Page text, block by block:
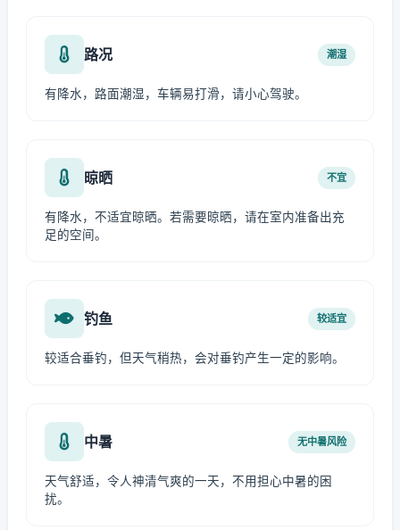
路况 潮湿
有降水，路面潮湿，车辆易打滑，请小心驾驶。
晾晒 不宜
有降水，不适宜晾晒。若需要晾晒，请在室内准备出充
足的空间。
钓鱼 较适宜
较适合垂钓，但天气稍热，会对垂钓产生一定的影响。
中暑 无中暑风险
天气舒适，令人神清气爽的一天，不用担心中暑的困
扰。